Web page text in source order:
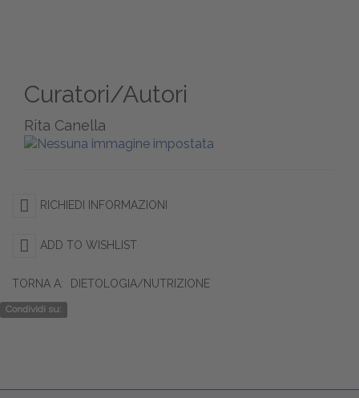
Curatori/Autori
Rita Canella
RICHIEDI INFORMAZIONI
ADD TO WISHLIST
TORNA A: DIETOLOGIA/NUTRIZIONE
Condividi su: